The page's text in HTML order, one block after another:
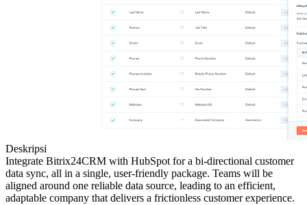
Deskripsi
Integrate Bitrix24CRM with HubSpot for a bi-directional customer
data sync, all in a single, user-friendly package. Teams will be
aligned around one reliable data source, leading to an efficient,
adaptable company that delivers a frictionless customer experience.